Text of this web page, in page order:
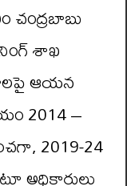
శాఖ
ఆయన
2014 –
2019-24
అధికారులు